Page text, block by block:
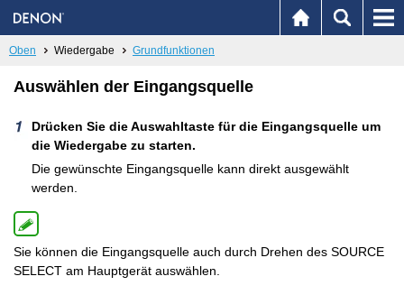
Oben Wiedergabe Grundfunktionen
Auswählen der Eingangsquelle
Drücken Sie die Auswahltaste für die Eingangsquelle um
die Wiedergabe zu starten.
Die gewünschte Eingangsquelle kann direkt ausgewählt
werden.
Sie können die Eingangsquelle auch durch Drehen des SOURCE
SELECT am Hauptgerät auswählen.